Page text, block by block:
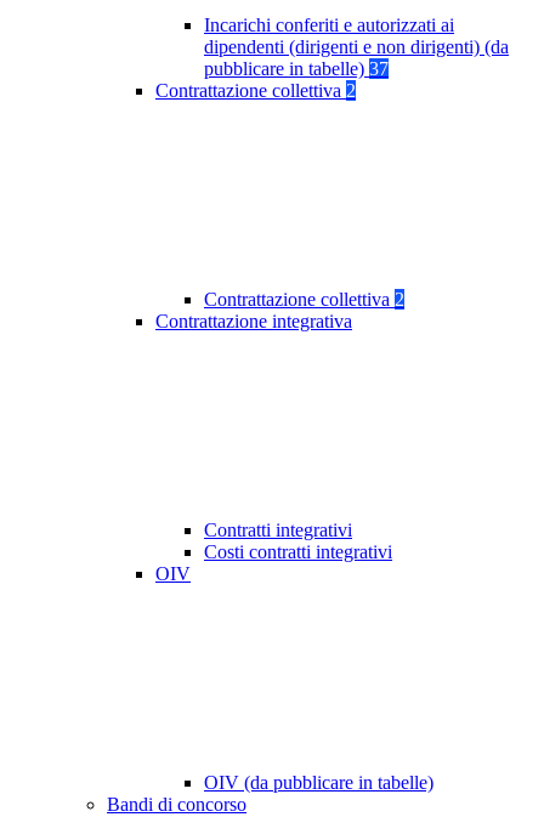
Incarichi conferiti e autorizzati ai
dipendenti (dirigenti e non dirigenti) (da
pubblicare in tabelle) 37
Contrattazione collettiva 2
Contrattazione collettiva 2
Contrattazione integrativa
Contratti integrativi
Costi contratti integrativi
OIV
OIV (da pubblicare in tabelle)
Bandi di concorso